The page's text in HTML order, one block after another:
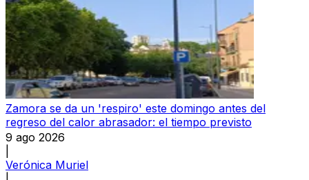
Zamora se da un 'respiro' este domingo antes del
regreso del calor abrasador: el tiempo previsto
9 ago 2026
Verónica Muriel